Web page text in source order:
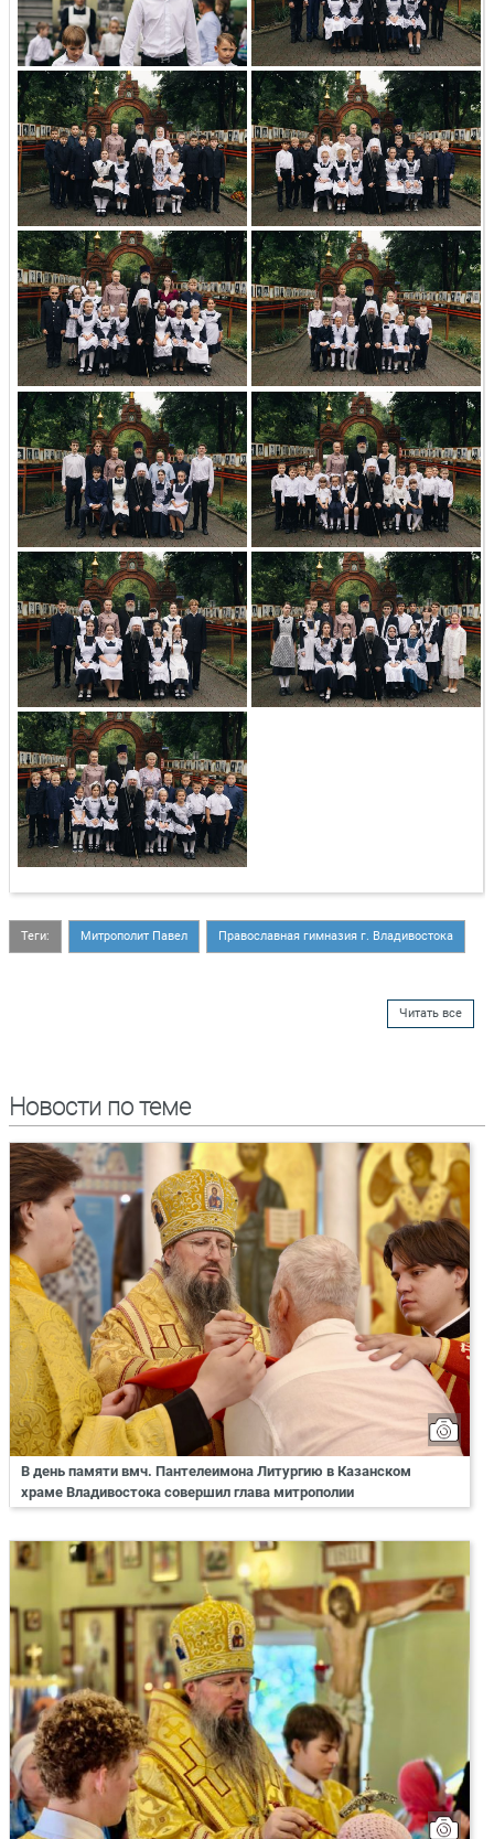
Теги: Митрополит Павел Православная гимназия г. Владивостока
Читать все
Новости по теме
В день памяти вмч. Пантелеимона Литургию в Казанском
храме Владивостока совершил глава митрополии